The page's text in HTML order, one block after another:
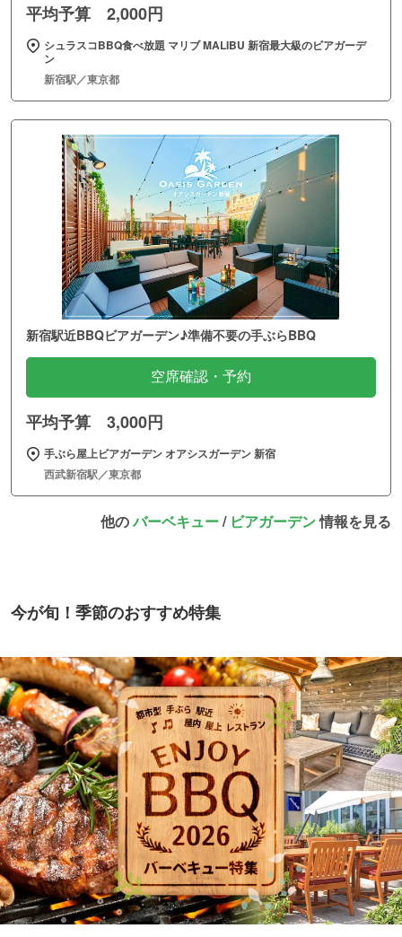
平均予算 2,000円
シュラスコBBQ食べ放題 マリブ MALIBU 新宿最大級のビアガーデ
ン
新宿駅／東京都
新宿駅近BBQビアガーデン♪準備不要の手ぶらBBQ
空席確認・予約
平均予算 3,000円
手ぶら屋上ビアガーデン オアシスガーデン 新宿
西武新宿駅／東京都
他のバーベキュー/ ビアガーデン情報を見る
今が旬！季節のおすすめ特集